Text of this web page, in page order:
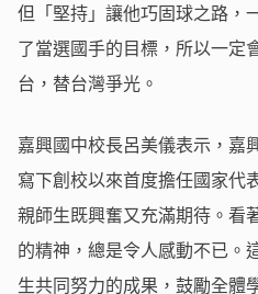
但「堅持」讓他巧固球之路，
了當選國手的目標，所以一定
台，替台灣爭光。
嘉興國中校長呂美儀表示，嘉
寫下創校以來首度擔任國家代
親師生既興奮又充滿期待。看
的精神，總是令人感動不已。
生共同努力的成果，鼓勵全體